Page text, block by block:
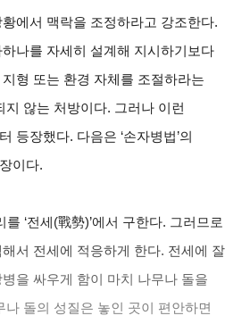
에서 맥락을 조정하라고 강조한다.
나를 자세히 설계해 지시하기보다
형 또는 환경 자체를 조절하라는
지 않는 처방이다. 그러나 이런
등장했다. 다음은 ‘손자병법’의
이다.
‘전세(戰勢)’에서 구한다. 그러므로
서 전세에 적응하게 한다. 전세에 잘
을 싸우게 함이 마치 나무나 돌을
나 돌의 성질은 놓인 곳이 편안하면